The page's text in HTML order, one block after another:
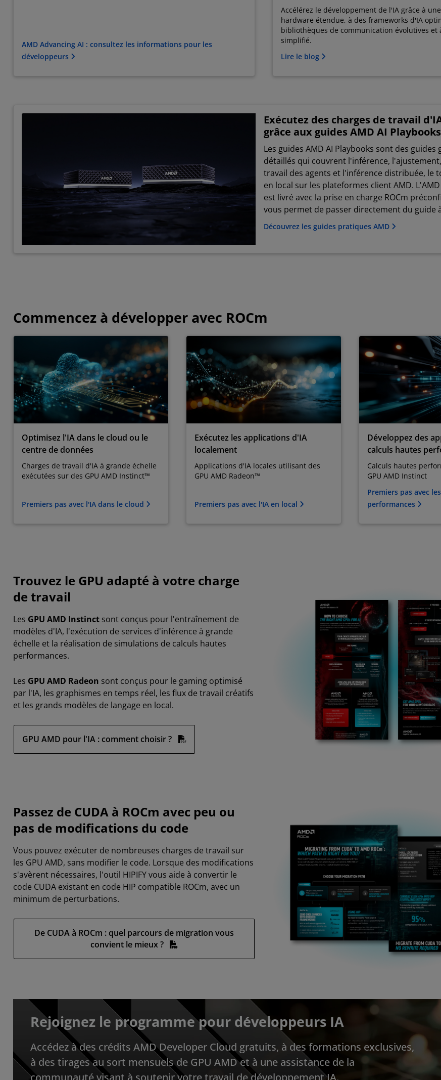
AMD Advancing AI : consultez les informations pour les
développeurs
Accélérez le développement de l'IA grâce à
hardware étendue, à des frameworks d'IA
bibliothèques de communication évolutives et
simplifié.
Lire le blog
Exécutez des charges de travail
grâce aux guides AMD AI Playbooks
Les guides AMD AI Playbooks sont des guides
détaillés qui couvrent l'inférence,
travail des agents et l'inférence distribuée, le
en local sur les plateformes client AMD.
est livré avec la prise en charge ROCm
vous permet de passer directement du guide
travail en cours d'exécution, sans dépendre du
Découvrez les guides pratiques AMD
Commencez à développer avec ROCm
Optimisez l'IA dans le cloud ou le
centre de données
Charges de travail d'IA à grande échelle
exécutées sur des GPU AMD Instinct™
Premiers pas avec l'IA dans le cloud
Exécutez les applications d'IA
localement
Applications d'IA locales utilisant des
GPU AMD Radeon™
Premiers pas avec l'IA en local
Développez des
calculs hautes
Calculs hautes
GPU AMD Instinct
Premiers pas avec
performances
Trouvez le GPU adapté à votre charge
de travail
Les GPU AMD Instinct sont conçus pour l'entraînement de
modèles d'IA, l'exécution de services d'inférence à grande
échelle et la réalisation de simulations de calculs hautes
performances.
Les GPU AMD Radeon sont conçus pour le gaming optimisé
par l'IA, les graphismes en temps réel, les flux de travail créatifs
et les grands modèles de langage en local.
GPU AMD pour l'IA : comment choisir ?
Passez de CUDA à ROCm avec peu ou
pas de modifications du code
Vous pouvez exécuter de nombreuses charges de travail sur
les GPU AMD, sans modifier le code. Lorsque des modifications
s'avèrent nécessaires, l'outil HIPIFY vous aide à convertir le
code CUDA existant en code HIP compatible ROCm, avec un
minimum de perturbations.
De CUDA à ROCm : quel parcours de migration vous
convient le mieux ?
Rejoignez le programme pour développeurs IA
Accédez à des crédits AMD Developer Cloud gratuits, à des formations exclusives,
à des tirages au sort mensuels de GPU AMD et à une assistance de la
communauté visant à soutenir votre travail de développement IA.